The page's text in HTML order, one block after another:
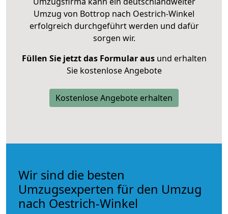
Umzug von Bottrop nach Oestrich-Winkel
erfolgreich durchgeführt werden und dafür
sorgen wir.
Füllen Sie jetzt das Formular ausund erhalten
Sie kostenlose Angebote
Kostenlose Angebote erhalten
Wir sind die besten
Umzugsexperten für den Umzug
nach Oestrich-Winkel